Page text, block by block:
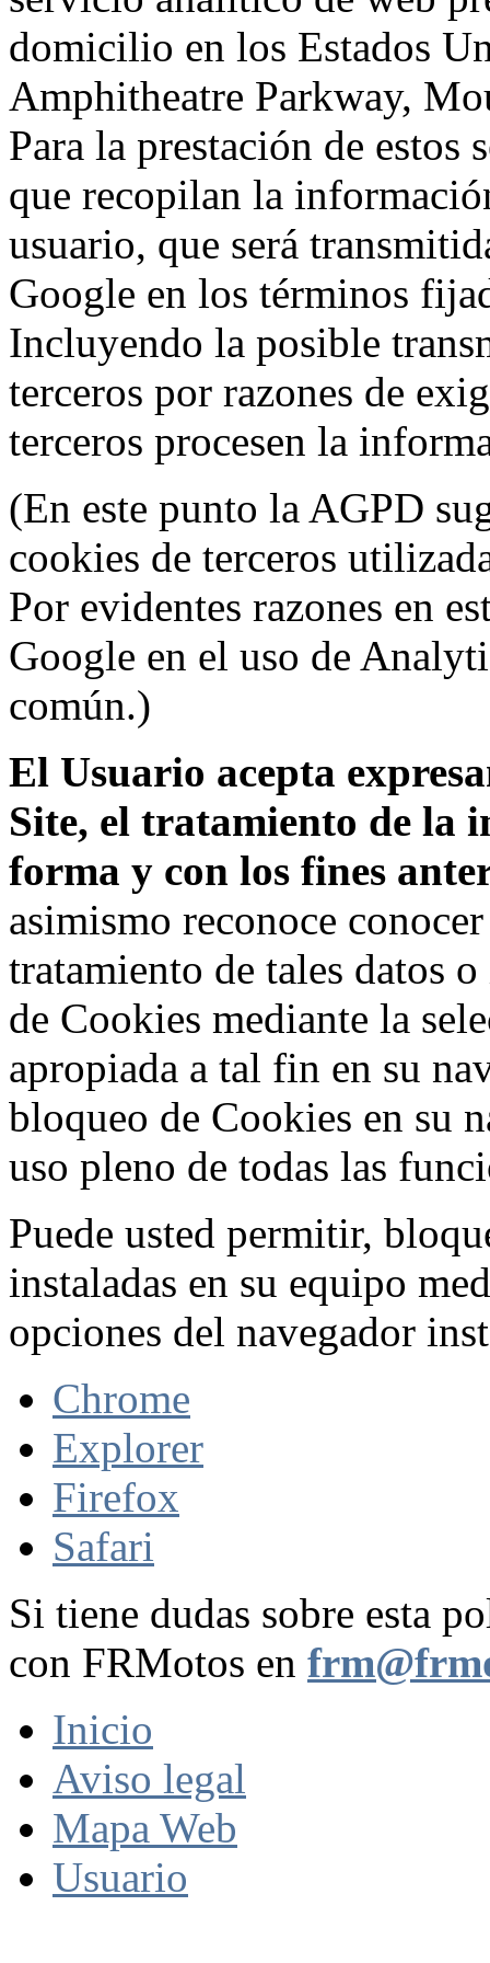
domicilio en los Estados
Amphitheatre Parkway,
Para la prestación de
que recopilan la
usuario, que será
Google en los términos
Incluyendo la posible
terceros por razones de
terceros procesen la
(En este punto la AGPD
cookies de terceros
Por evidentes razones en
Google en el uso de
común.)
El Usuario acepta
Site, el tratamiento de la
forma y con los fines
asimismo reconoce
tratamiento de tales datos
de Cookies mediante la
apropiada a tal fin en su
bloqueo de Cookies en su
uso pleno de todas las
Puede usted permitir,
instaladas en su equipo
opciones del navegador
Chrome
Explorer
Firefox
Safari
Si tiene dudas sobre esta
con FRMotos en
Inicio
Aviso legal
Mapa Web
Usuario